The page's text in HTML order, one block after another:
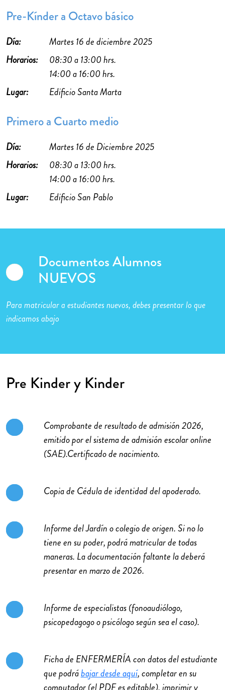
Pre-Kínder a Octavo básico
Día:
Martes 16 de diciembre 2025
Horarios:
08:30 a 13:00 hrs.
14:00 a 16:00 hrs.
Lugar:
Edificio Santa Marta
Primero a Cuarto medio
Día:
Martes 16 de Diciembre 2025
Horarios:
08:30 a 13:00 hrs.
14:00 a 16:00 hrs.
Lugar:
Edificio San Pablo
Documentos Alumnos
NUEVOS
Para matricular a estudiantes nuevos, debes presentar lo que
indicamos abajo
Pre Kinder y Kinder
Comprobante de resultado de admisión 2026,
emitido por el sistema de admisión escolar online
(SAE).Certificado de nacimiento.
Copia de Cédula de identidad del apoderado.
Informe del Jardín o colegio de origen. Si no lo
tiene en su poder, podrá matricular de todas
maneras. La documentación faltante la deberá
presentar en marzo de 2026.
Informe de especialistas (fonoaudiólogo,
psicopedagogo o psicólogo según sea el caso).
Ficha de ENFERMERÍA con datos del estudiante
que podrábajar desde aquí, completar en su